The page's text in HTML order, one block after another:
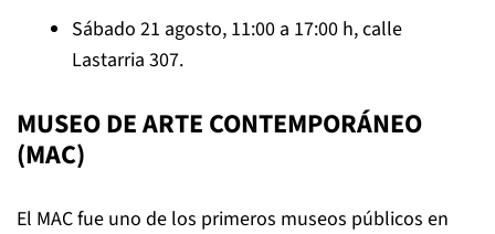
Sábado 21 agosto, 11:00 a 17:00 h, calle
Lastarria 307.
MUSEO DE ARTE CONTEMPORÁNEO
(MAC)
El MAC fue uno de los primeros museos públicos en